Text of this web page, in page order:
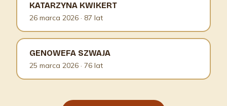
KATARZYNA KWIKERT
26 marca 2026 · 87 lat
GENOWEFA SZWAJA
25 marca 2026 · 76 lat